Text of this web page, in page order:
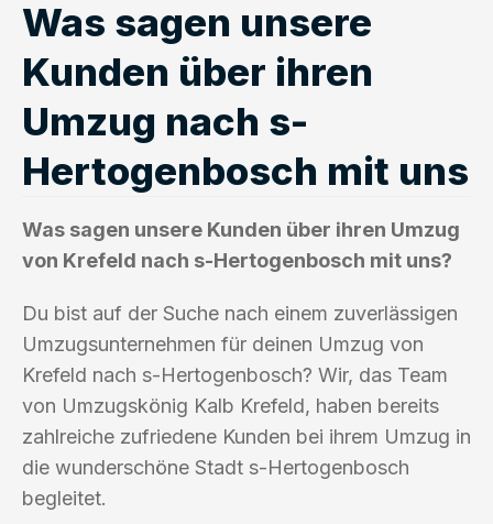
Was sagen unsere
Kunden über ihren
Umzug nach s-
Hertogenbosch mit uns
Was sagen unsere Kunden über ihren Umzug
von Krefeld nach s-Hertogenbosch mit uns?
Du bist auf der Suche nach einem zuverlässigen
Umzugsunternehmen für deinen Umzug von
Krefeld nach s-Hertogenbosch? Wir, das Team
von Umzugskönig Kalb Krefeld, haben bereits
zahlreiche zufriedene Kunden bei ihrem Umzug in
die wunderschöne Stadt s-Hertogenbosch
begleitet.